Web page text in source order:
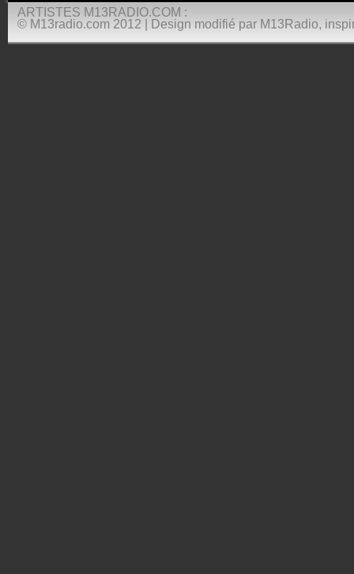
ARTISTES M13RADIO.COM :
© M13radio.com 2012 | Design modifié par M13Radio,